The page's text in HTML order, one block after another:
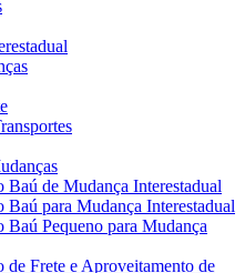
Baú de Mudança Interestadual
Baú para Mudança Interestadual
Baú Pequeno para Mudança
de Frete e Aproveitamento de